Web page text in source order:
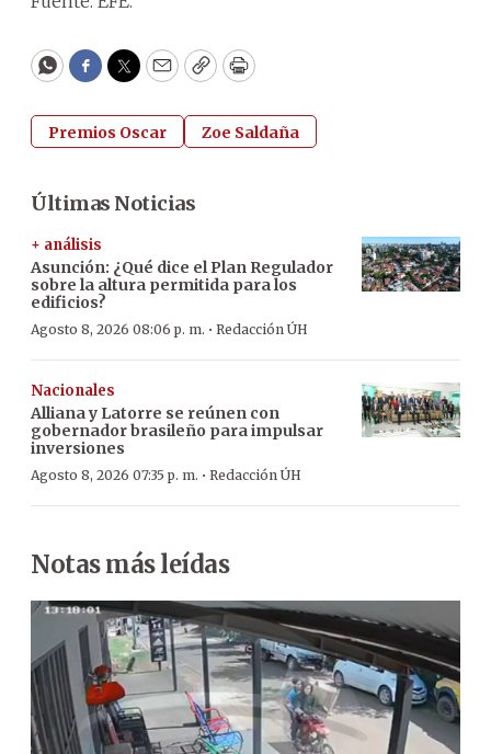
WhatsApp
Facebook
Twitter
EmailCopyPrint
Premios Oscar Zoe Saldaña
Últimas Noticias
+ análisis
Asunción: ¿Qué dice el Plan Regulador
sobre la altura permitida para los
edificios?
Agosto 8, 2026 08:06 p. m. · Redacción ÚH
Nacionales
Alliana y Latorre se reúnen con
gobernador brasileño para impulsar
inversiones
Agosto 8, 2026 07:35 p. m. · Redacción ÚH
Notas más leídas